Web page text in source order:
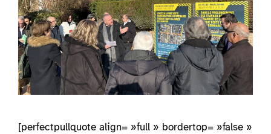
[perfectpullquote align= »full » bordertop= »false »